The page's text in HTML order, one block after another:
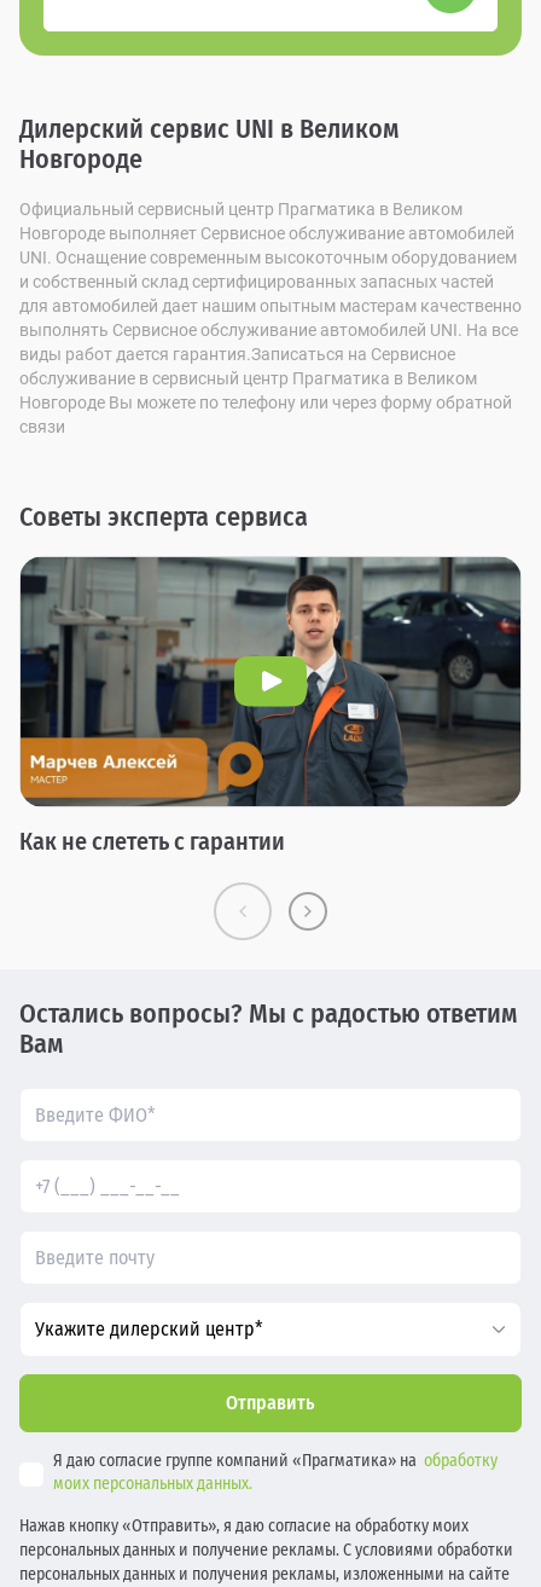
Дилерский сервис UNI в Великом
Новгороде
Официальный сервисный центр Прагматика в Великом
Новгороде выполняет Сервисное обслуживание автомобилей
UNI. Оснащение современным высокоточным оборудованием
и собственный склад сертифицированных запасных частей
для автомобилей дает нашим опытным мастерам качественно
выполнять Сервисное обслуживание автомобилей UNI. На все
виды работ дается гарантия.Записаться на Сервисное
обслуживание в сервисный центр Прагматика в Великом
Новгороде Вы можете по телефону или через форму обратной
связи
Советы эксперта сервиса
Как не слететь с гарантии
Остались вопросы? Мы с радостью ответим
Вам
Укажите дилерский центр*
Отправить
Я даю согласие группе компаний «Прагматика» на обработку
моих персональных данных.
Нажав кнопку «Отправить», я даю согласие на обработку моих
персональных данных и получение рекламы. С условиями обработки
персональных данных и получения рекламы, изложенными на сайте